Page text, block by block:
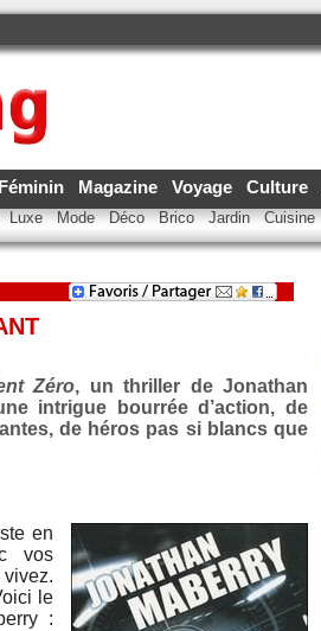
Féminin Magazine Voyage Culture
Luxe Mode Déco Brico Jardin Cuisine
Zéro, un thriller de Jonathan
intrigue bourrée d’action, de
de héros pas si blancs que
en
vos
le
: